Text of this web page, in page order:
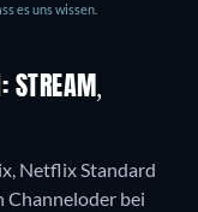
es uns wissen.
STREAM,
Netflix Standard
Channeloder bei